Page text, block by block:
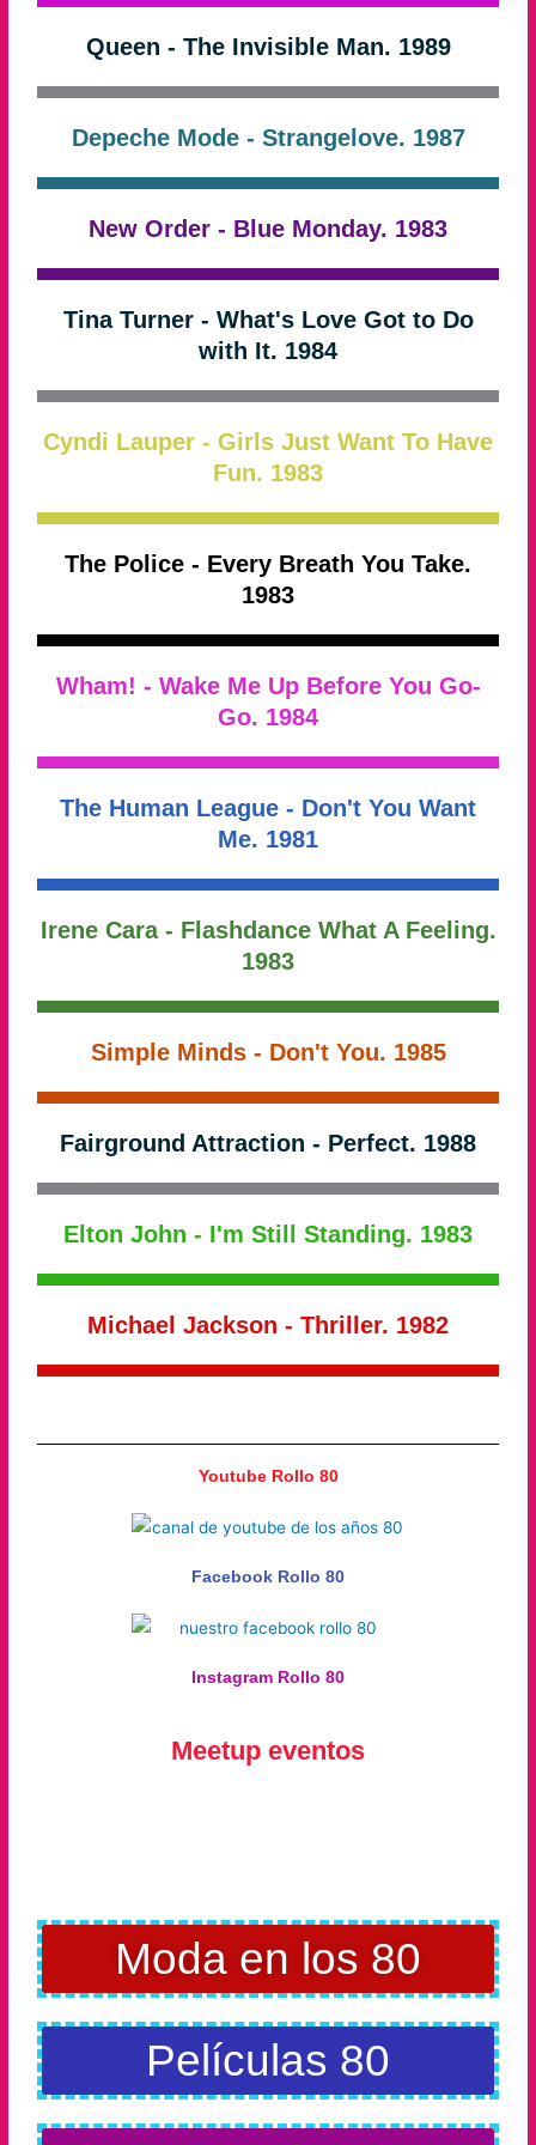
Queen - The Invisible Man. 1989
Depeche Mode - Strangelove. 1987
New Order - Blue Monday. 1983
Tina Turner - What's Love Got to Do
with It. 1984
Cyndi Lauper - Girls Just Want To Have
Fun. 1983
The Police - Every Breath You Take.
1983
Wham! - Wake Me Up Before You Go-
Go. 1984
The Human League - Don't You Want
Me. 1981
Irene Cara - Flashdance What A Feeling.
1983
Simple Minds - Don't You. 1985
Fairground Attraction - Perfect. 1988
Elton John - I'm Still Standing. 1983
Michael Jackson - Thriller. 1982
Youtube Rollo 80
Facebook Rollo 80
Instagram Rollo 80
Meetup eventos
Moda en los 80
Películas 80